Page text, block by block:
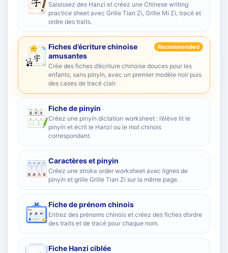
Saisissez des Hanzi et créez une Chinese writing
practice sheet avec Grille Tian Zi, Grille Mi Zi, tracé et
ordre des traits.
Fiches d’écriture chinoise
amusantes
Recommended
Crée des fiches d’écriture chinoise douces pour les
enfants, sans pinyin, avec un premier modèle noir puis
des cases de tracé clair.
Fiche de pinyin
Créez une pinyin dictation worksheet : l’élève lit le
pinyin et écrit le Hanzi ou le mot chinois
correspondant.
Caractères et pinyin
Créez une stroke order worksheet avec lignes de
pinyin et grille Grille Tian Zi sur la même page.
Fiche de prénom chinois
Entrez des prénoms chinois et créez des fiches d’ordre
des traits et de tracé pour chaque nom.
Fiche Hanzi ciblée